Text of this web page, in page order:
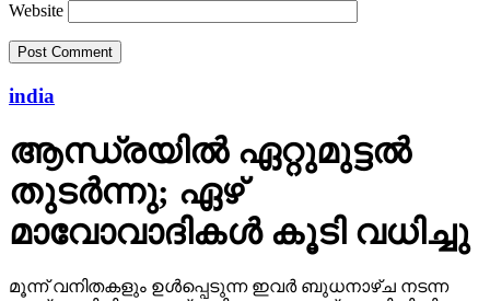
Website
india
ആന്ധ്രയില്‍ ഏറ്റുമുട്ടല്‍
തുടര്‍ന്നു; ഏഴ്
മാവോവാദികള്‍ കൂടി വധിച്ചു
മൂന്ന് വനിതകളും ഉള്‍പ്പെടുന്ന ഇവര്‍ ബുധനാഴ്ച നടന്ന